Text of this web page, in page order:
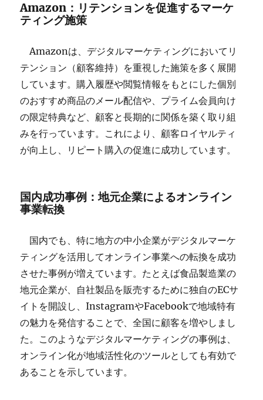
Amazon：リテンションを促進するマーケ
ティング施策
Amazonは、デジタルマーケティングにおいてリ
テンション（顧客維持）を重視した施策を多く展開
しています。購入履歴や閲覧情報をもとにした個別
のおすすめ商品のメール配信や、プライム会員向け
の限定特典など、顧客と長期的に関係を築く取り組
みを行っています。これにより、顧客ロイヤルティ
が向上し、リピート購入の促進に成功しています。
国内成功事例：地元企業によるオンライン
事業転換
国内でも、特に地方の中小企業がデジタルマーケ
ティングを活用してオンライン事業への転換を成功
させた事例が増えています。たとえば食品製造業の
地元企業が、自社製品を販売するために独自のECサ
イトを開設し、InstagramやFacebookで地域特有
の魅力を発信することで、全国に顧客を増やしまし
た。このようなデジタルマーケティングの事例は、
オンライン化が地域活性化のツールとしても有効で
あることを示しています。